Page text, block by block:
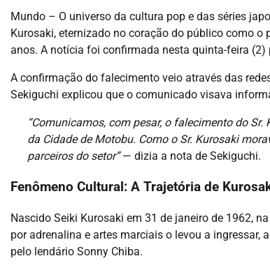
Mundo – O universo da cultura pop e das séries
Kurosaki, eternizado no coração do público como
anos. A notícia foi confirmada nesta quinta-feira
A confirmação do falecimento veio através das
Sekiguchi explicou que o comunicado visava
“Comunicamos, com pesar, o falecimento do
da Cidade de Motobu. Como o Sr. Kurosaki
parceiros do setor”— dizia a nota de Sekiguchi.
Fenômeno Cultural: A Trajetória de
Nascido Seiki Kurosaki em 31 de janeiro de 1962,
por adrenalina e artes marciais o levou a ingressar,
pelo lendário Sonny Chiba.